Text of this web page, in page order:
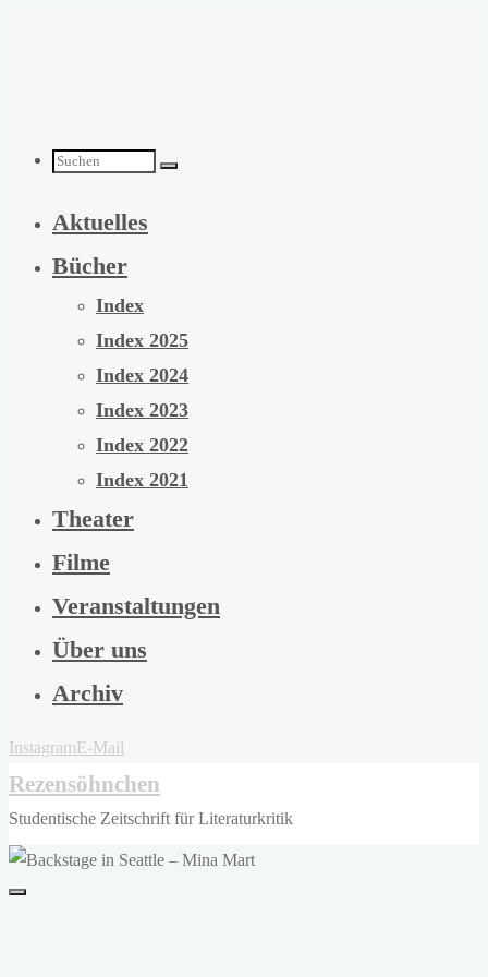
Suchen
nach:
Aktuelles
Bücher
Index
Index 2025
Index 2024
Index 2023
Index 2022
Index 2021
Theater
Filme
Veranstaltungen
Über uns
Archiv
InstagramE-Mail
Rezensöhnchen
Studentische Zeitschrift für Literaturkritik